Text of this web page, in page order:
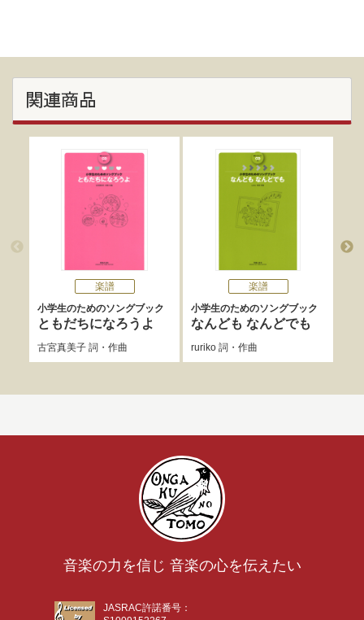
関連商品
楽譜
小学生のためのソングブック
ともだちになろうよ
古宮真美子詞・作曲
楽譜
小学生のためのソングブック
なんども なんどでも
ruriko詞・作曲
音楽の力を信じ 音楽の心を伝えたい
JASRAC許諾番号：